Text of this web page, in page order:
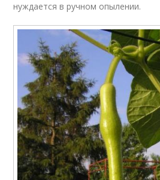
нуждается в ручном опылении.